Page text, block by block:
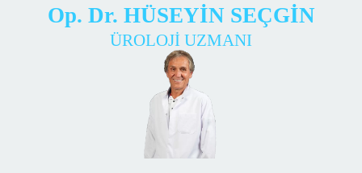
Op. Dr. HÜSEYİN SEÇGİN
ÜROLOJİ UZMANI